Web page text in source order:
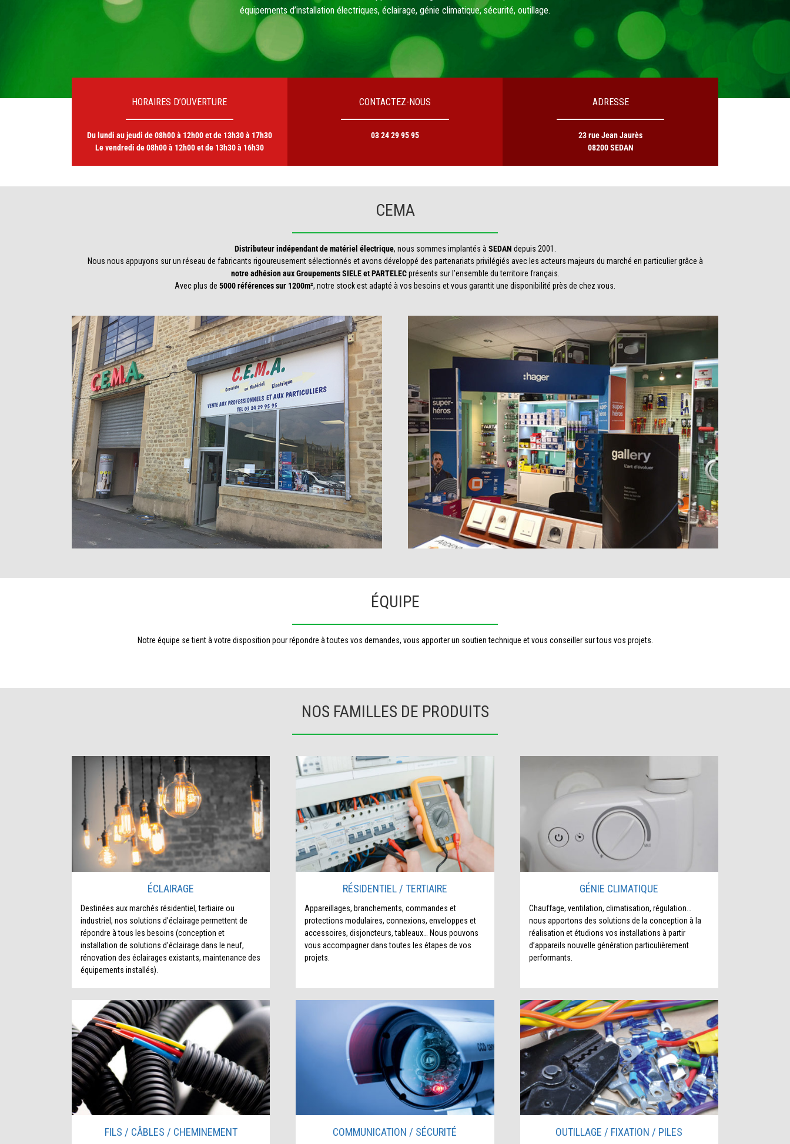
HORAIRES D’OUVERTURE
Du lundi au jeudi de 08h00 à 12h00 et de 13h30 à 17h30
Le vendredi de 08h00 à 12h00 et de 13h30 à 16h30
CONTACTEZ-NOUS
03 24 29 95 95
ADRESSE
23 rue Jean Jaurès
08200 SEDAN
CEMA
Distributeur indépendant de matériel électrique, nous sommes implantés àSEDAN depuis 2001.
Nous nous appuyons sur un réseau de fabricants rigoureusement sélectionnés et avons développé des partenariats privilégiés avec les acteurs majeurs du marché en particulier grâce à
notre adhésion aux Groupements SIELE et PARTELECprésents sur l’ensemble du territoire français.
Avec plus de 5000 références sur 1200m², notre stock est adapté à vos besoins et vous garantit une disponibilité près de chez vous.
ÉQUIPE
Notre équipe se tient à votre disposition pour répondre à toutes vos demandes, vous apporter un soutien technique et vous conseiller sur tous vos projets.
NOS FAMILLES DE PRODUITS
ÉCLAIRAGE
Destinées aux marchés résidentiel, tertiaire ou
industriel, nos solutions d’éclairage permettent de
répondre à tous les besoins (conception et
installation de solutions d’éclairage dans le neuf,
rénovation des éclairages existants, maintenance des
équipements installés).
RÉSIDENTIEL / TERTIAIRE
Appareillages, branchements, commandes et
protections modulaires, connexions, enveloppes et
accessoires, disjoncteurs, tableaux… Nous pouvons
vous accompagner dans toutes les étapes de vos
projets.
GÉNIE CLIMATIQUE
Chauffage, ventilation, climatisation, régulation…
nous apportons des solutions de la conception à la
réalisation et étudions vos installations à partir
d’appareils nouvelle génération particulièrement
performants.
FILS / CÂBLES / CHEMINEMENT COMMUNICATION / SÉCURITÉ OUTILLAGE / FIXATION / PILES